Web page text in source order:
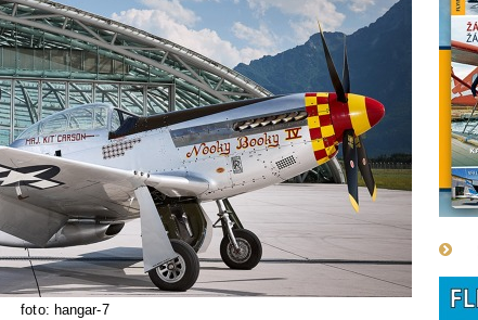
foto: hangar-7